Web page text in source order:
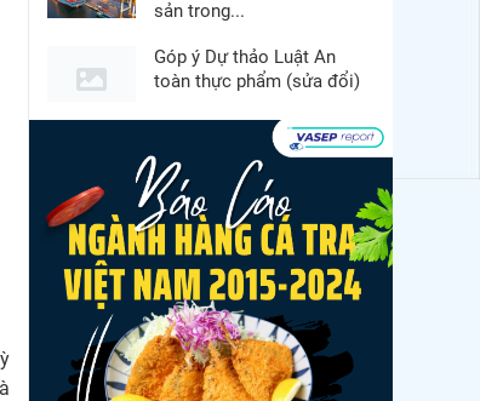
sản trong...
Góp ý Dự thảo Luật An
toàn thực phẩm (sửa đổi)
Thuế Mục 301 và bài toán
thích ứng của tôm Việt tại
thị...
Xuất khẩu cá tra sang
CPTPP: Mở rộng cơ hội
cho hàng giá trị...
Xuất khẩu cá ngừ Việt
Nam sang Canada tăng
nhẹ, áp lực mới...